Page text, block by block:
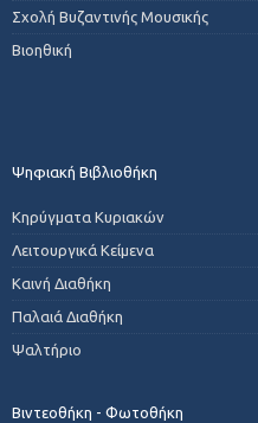
Σχολή Βυζαντινής Μουσικής
Βιοηθική
Ψηφιακή Βιβλιοθήκη
Κηρύγματα Κυριακών
Λειτουργικά Κείμενα
Καινή Διαθήκη
Παλαιά Διαθήκη
Ψαλτήριο
Βιντεοθήκη - Φωτοθήκη